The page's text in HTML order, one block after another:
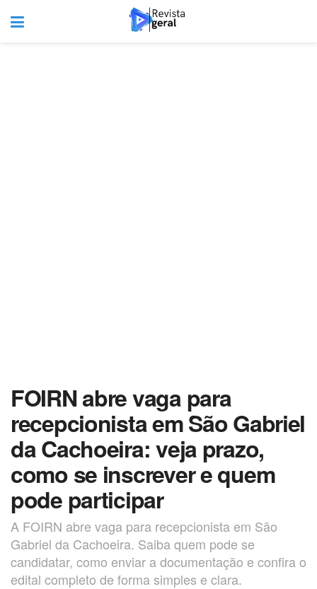
FOIRN abre vaga para
recepcionista em São Gabriel
da Cachoeira: veja prazo,
como se inscrever e quem
pode participar
A FOIRN abre vaga para recepcionista em São
Gabriel da Cachoeira. Saiba quem pode se
candidatar, como enviar a documentação e confira o
edital completo de forma simples e clara.